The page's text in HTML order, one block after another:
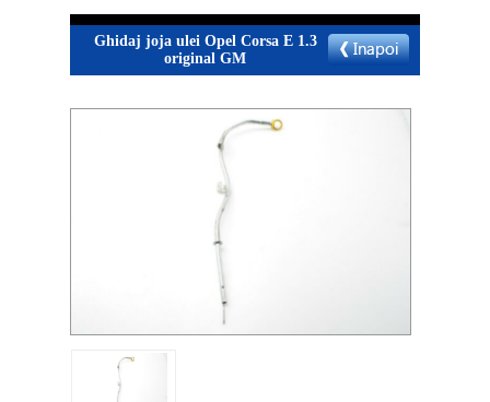
Ghidaj joja ulei Opel Corsa E 1.3
original GM